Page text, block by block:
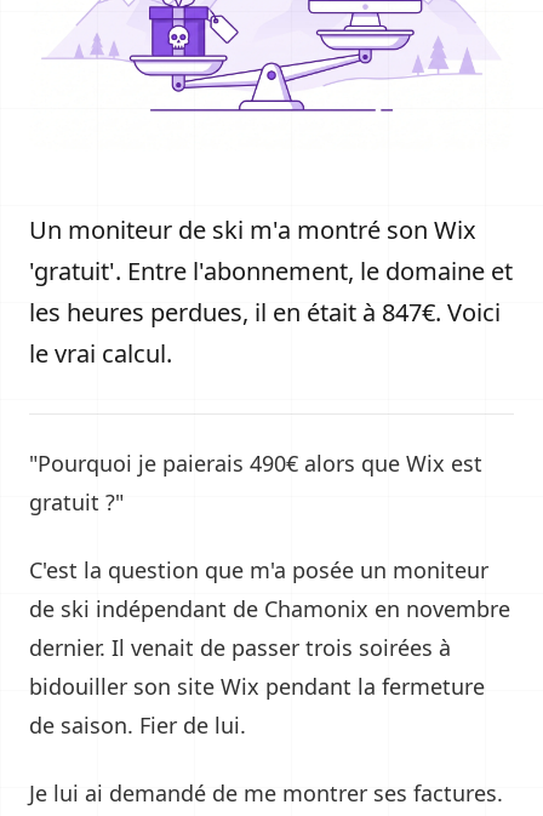
Un moniteur de ski m'a montré son Wix
'gratuit'. Entre l'abonnement, le domaine et
les heures perdues, il en était à 847€. Voici
le vrai calcul.
"Pourquoi je paierais 490€ alors que Wix est
gratuit ?"
C'est la question que m'a posée un moniteur
de ski indépendant de Chamonix en novembre
dernier. Il venait de passer trois soirées à
bidouiller son site Wix pendant la fermeture
de saison. Fier de lui.
Je lui ai demandé de me montrer ses factures.